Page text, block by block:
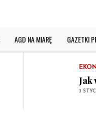
AGD NA MIARĘ GAZETKI
Co
Jak
3